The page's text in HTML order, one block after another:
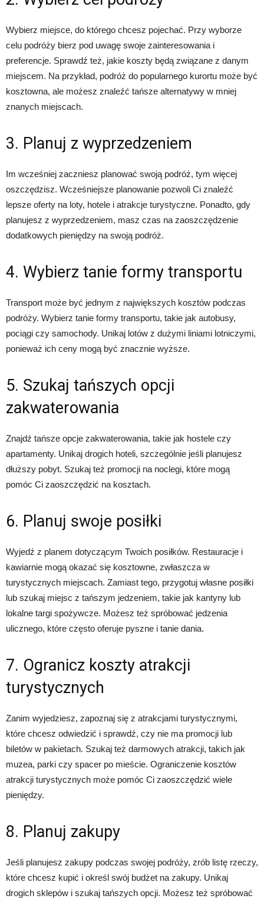
Wybierz miejsce, do którego chcesz pojechać. Przy wyborze
celu podróży bierz pod uwagę swoje zainteresowania i
preferencje. Sprawdź też, jakie koszty będą związane z danym
miejscem. Na przykład, podróż do popularnego kurortu może być
kosztowna, ale możesz znaleźć tańsze alternatywy w mniej
znanych miejscach.
3. Planuj z wyprzedzeniem
Im wcześniej zaczniesz planować swoją podróż, tym więcej
oszczędzisz. Wcześniejsze planowanie pozwoli Ci znaleźć
lepsze oferty na loty, hotele i atrakcje turystyczne. Ponadto, gdy
planujesz z wyprzedzeniem, masz czas na zaoszczędzenie
dodatkowych pieniędzy na swoją podróż.
4. Wybierz tanie formy transportu
Transport może być jednym z największych kosztów podczas
podróży. Wybierz tanie formy transportu, takie jak autobusy,
pociągi czy samochody. Unikaj lotów z dużymi liniami lotniczymi,
ponieważ ich ceny mogą być znacznie wyższe.
5. Szukaj tańszych opcji
zakwaterowania
Znajdź tańsze opcje zakwaterowania, takie jak hostele czy
apartamenty. Unikaj drogich hoteli, szczególnie jeśli planujesz
dłuższy pobyt. Szukaj też promocji na noclegi, które mogą
pomóc Ci zaoszczędzić na kosztach.
6. Planuj swoje posiłki
Wyjedź z planem dotyczącym Twoich posiłków. Restauracje i
kawiarnie mogą okazać się kosztowne, zwłaszcza w
turystycznych miejscach. Zamiast tego, przygotuj własne posiłki
lub szukaj miejsc z tańszym jedzeniem, takie jak kantyny lub
lokalne targi spożywcze. Możesz też spróbować jedzenia
ulicznego, które często oferuje pyszne i tanie dania.
7. Ogranicz koszty atrakcji
turystycznych
Zanim wyjedziesz, zapoznaj się z atrakcjami turystycznymi,
które chcesz odwiedzić i sprawdź, czy nie ma promocji lub
biletów w pakietach. Szukaj też darmowych atrakcji, takich jak
muzea, parki czy spacer po mieście. Ograniczenie kosztów
atrakcji turystycznych może pomóc Ci zaoszczędzić wiele
pieniędzy.
8. Planuj zakupy
Jeśli planujesz zakupy podczas swojej podróży, zrób listę rzeczy,
które chcesz kupić i określ swój budżet na zakupy. Unikaj
drogich sklepów i szukaj tańszych opcji. Możesz też spróbować